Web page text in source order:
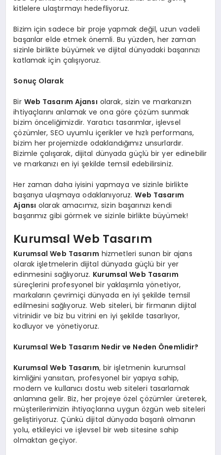
kitlelere ulaştırmayı hedefliyoruz.
Bizim için sadece bir proje yapmak değil, uzun vadeli
başarılar elde etmek önemli. Bu yüzden, her zaman
sizinle birlikte büyümek ve dijital dünyadaki başarınızı
katlamak için çalışıyoruz.
Sonuç Olarak
Bir Web Tasarım Ajansı olarak, sizin ve markanızın
ihtiyaçlarını anlamak ve ona göre çözüm sunmak
bizim önceliğimizdir. Yaratıcı tasarımlar, işlevsel
çözümler, SEO uyumlu içerikler ve hızlı performans,
bizim her projemizde odaklandığımız unsurlardır.
Bizimle çalışarak, dijital dünyada güçlü bir yer edinebilir
ve markanızı en iyi şekilde temsil edebilirsiniz.
Her zaman daha iyisini yapmaya ve sizinle birlikte
başarıya ulaşmaya odaklanıyoruz.Web Tasarım
Ajansı olarak amacımız, sizin başarınızı kendi
başarımız gibi görmek ve sizinle birlikte büyümek!
Kurumsal Web Tasarım
Kurumsal Web Tasarım hizmetleri sunan bir ajans
olarak işletmelerin dijital dünyada güçlü bir yer
edinmesini sağlıyoruz. Kurumsal Web Tasarım
süreçlerini profesyonel bir yaklaşımla yönetiyor,
markaların çevrimiçi dünyada en iyi şekilde temsil
edilmesini sağlıyoruz. Web siteleri, bir firmanın dijital
vitrinidir ve biz bu vitrini en iyi şekilde tasarlıyor,
kodluyor ve yönetiyoruz.
Kurumsal Web Tasarım Nedir ve Neden Önemlidir?
Kurumsal Web Tasarım, bir işletmenin kurumsal
kimliğini yansıtan, profesyonel bir yapıya sahip,
modern ve kullanıcı dostu web siteleri tasarlamak
anlamına gelir. Biz, her projeye özel çözümler üreterek,
müşterilerimizin ihtiyaçlarına uygun özgün web siteleri
geliştiriyoruz. Çünkü dijital dünyada başarılı olmanın
yolu, etkileyici ve işlevsel bir web sitesine sahip
olmaktan geçiyor.